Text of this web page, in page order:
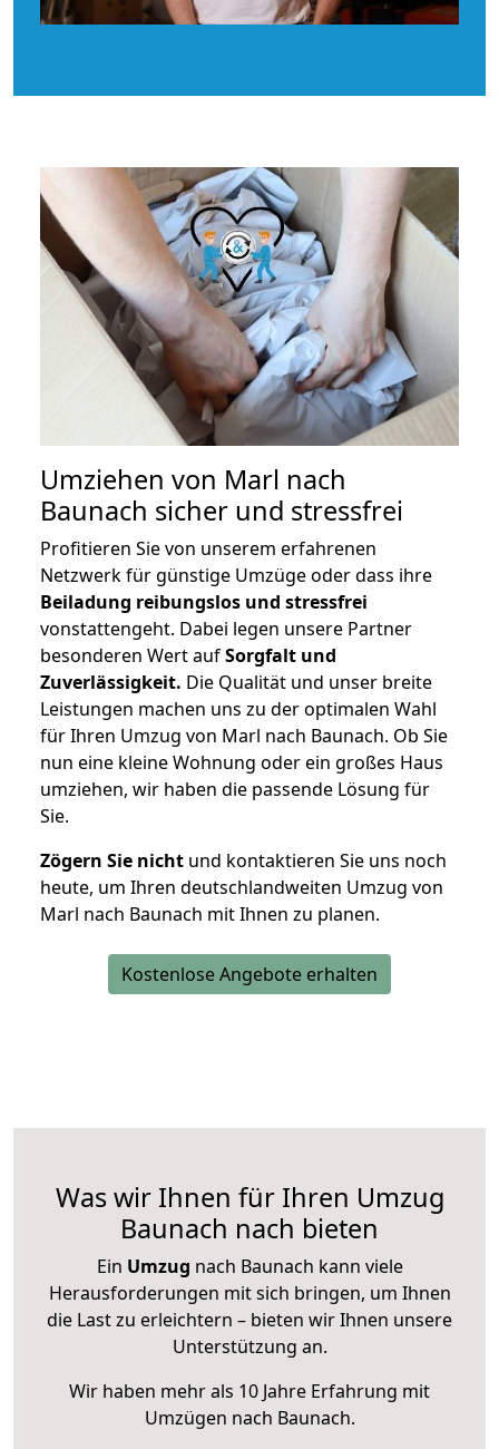
Umziehen von Marl nach
Baunach sicher und stressfrei
Profitieren Sie von unserem erfahrenen
Netzwerk für günstige Umzüge oder dass ihre
Beiladung reibungslos und stressfrei
vonstattengeht. Dabei legen unsere Partner
besonderen Wert aufSorgfalt und
Zuverlässigkeit. Die Qualität und unser breite
Leistungen machen uns zu der optimalen Wahl
für Ihren Umzug von Marl nach Baunach. Ob Sie
nun eine kleine Wohnung oder ein großes Haus
umziehen, wir haben die passende Lösung für
Sie.
Zögern Sie nicht und kontaktieren Sie uns noch
heute, um Ihren deutschlandweiten Umzug von
Marl nach Baunach mit Ihnen zu planen.
Kostenlose Angebote erhalten
Was wir Ihnen für Ihren Umzug
Baunach nach bieten
Ein Umzug nach Baunach kann viele
Herausforderungen mit sich bringen, um Ihnen
die Last zu erleichtern – bieten wir Ihnen unsere
Unterstützung an.
Wir haben mehr als 10 Jahre Erfahrung mit
Umzügen nach Baunach.